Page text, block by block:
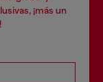
¡más un